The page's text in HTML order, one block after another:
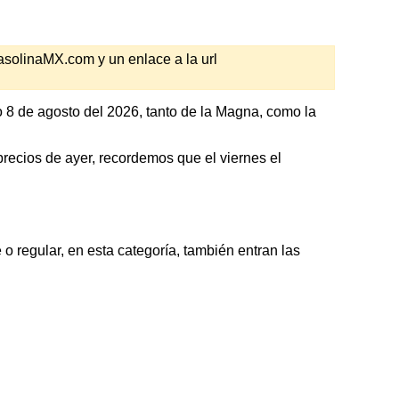
y un enlace a la url
de agosto del 2026, tanto de la Magna, como la
de ayer, recordemos que el viernes el
regular, en esta categoría, también entran las